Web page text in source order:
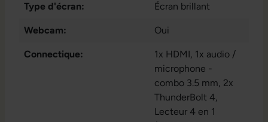
Type d'écran: Écran brillant
Webcam: Oui
Connectique: 1x HDMI, 1x audio /
microphone -
combo 3.5 mm, 2x
ThunderBolt 4,
Lecteur 4 en 1